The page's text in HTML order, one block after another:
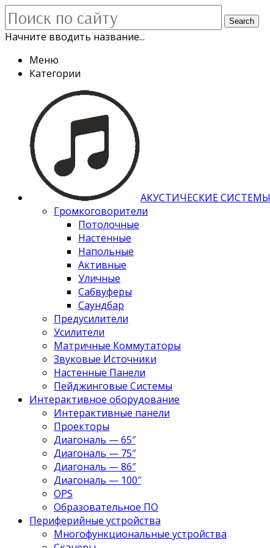
Search
Начните вводить название...
Меню
Категории
АКУСТИЧЕСКИЕ СИСТЕМЫ
Громкоговорители
Потолочные
Настенные
Напольные
Активные
Уличные
Сабвуферы
Саундбар
Предусилители
Усилители
Матричные Коммутаторы
Звуковые Источники
Настенные Панели
Пейджинговые Системы
Интерактивное оборудование
Интерактивные панели
Проекторы
Диагональ — 65″
Диагональ — 75″
Диагональ — 86″
Диагональ — 100″
OPS
Образовательное ПО
Периферийные устройства
Многофункциональные устройства